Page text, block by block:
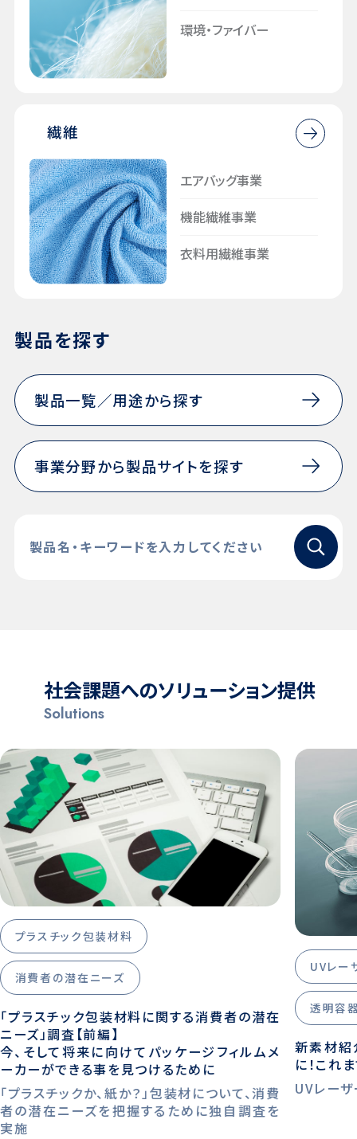
環境・ファイバー
⁩繊維
エアバッグ事業
機能繊維事業
衣料用繊維事業
製品を探す
製品一覧／用途から探す
事業分野から製品サイトを探す
製品名・キーワードを入力してください 検索
社会課題へのソリューション提供
Solutions
プラスチック包装材料
消費者の潜在ニーズ
「プラスチック包装材料に関する消費者の潜在
ニーズ」調査【前編】
今、そして将来に向けてパッケージフィルムメ
ーカーができる事を見つけるために
「プラスチックか、紙か？」包装材について、消費
者の潜在ニーズを把握するために独自調査を
実施
UVレー
透明容
新素材紹
に！これ
UVレー